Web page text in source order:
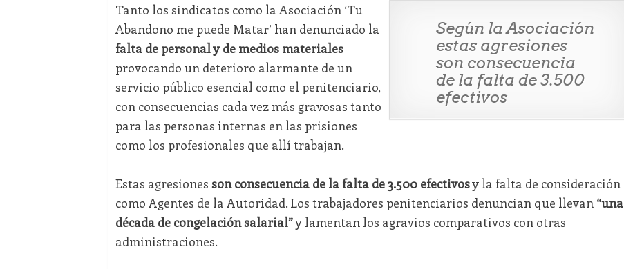
Según la Asociación
estas agresiones
son consecuencia
de la falta de 3.500
efectivos
Tanto los sindicatos como la Asociación ‘Tu
Abandono me puede Matar’ han denunciado la
falta de personal y de medios materiales
provocando un deterioro alarmante de un
servicio público esencial como el penitenciario,
con consecuencias cada vez más gravosas tanto
para las personas internas en las prisiones
como los profesionales que allí trabajan.
Estas agresiones son consecuencia de la falta de 3.500 efectivosy la falta de consideración
como Agentes de la Autoridad. Los trabajadores penitenciarios denuncian que llevan “una
década de congelación salarial”y lamentan los agravios comparativos con otras
administraciones.